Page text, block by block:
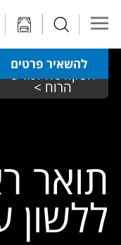
להשאיר פרטים
הפקולטה למדעי
הרוח >
תואר
ללשון